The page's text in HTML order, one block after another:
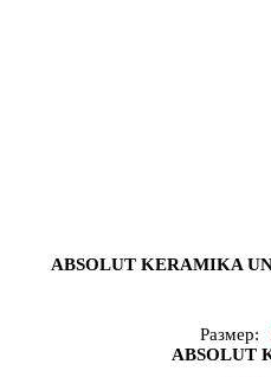
ABSOLUT KERAMIKA
Размер:
ABSOLUT